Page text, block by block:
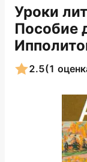
Уроки
Пособие
2.5(1